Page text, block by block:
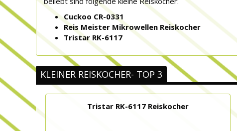
Cuckoo CR-0331
Reis Meister Mikrowellen Reiskocher
Tristar RK-6117
KLEINER REISKOCHER- TOP 3
Tristar RK-6117 Reiskocher